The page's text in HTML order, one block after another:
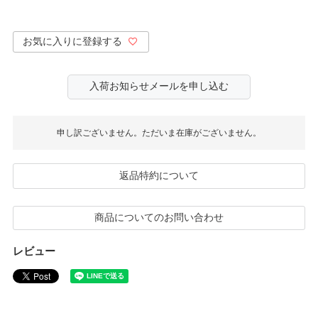
お気に入りに登録する
入荷お知らせメールを申し込む
申し訳ございません。ただいま在庫がございません。
返品特約について
商品についてのお問い合わせ
レビュー